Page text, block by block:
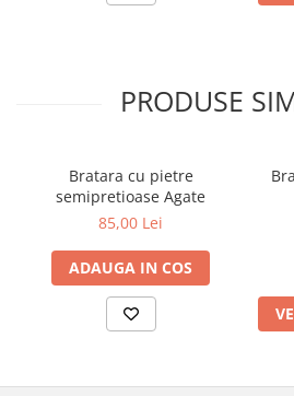
PRODUSE
Bratara cu pietre
semipretioase Agate
85,00 Lei
ADAUGA IN COS